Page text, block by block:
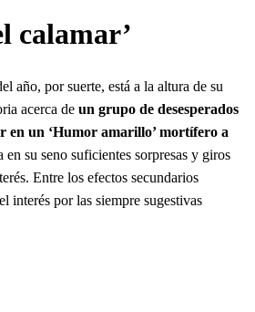
calamar’
año, por suerte, está a la altura de su
acerca de un grupo de desesperados
en un ‘Humor amarillo’ mortífero a
en su seno suficientes sorpresas y giros
Entre los efectos secundarios
interés por las siempre sugestivas